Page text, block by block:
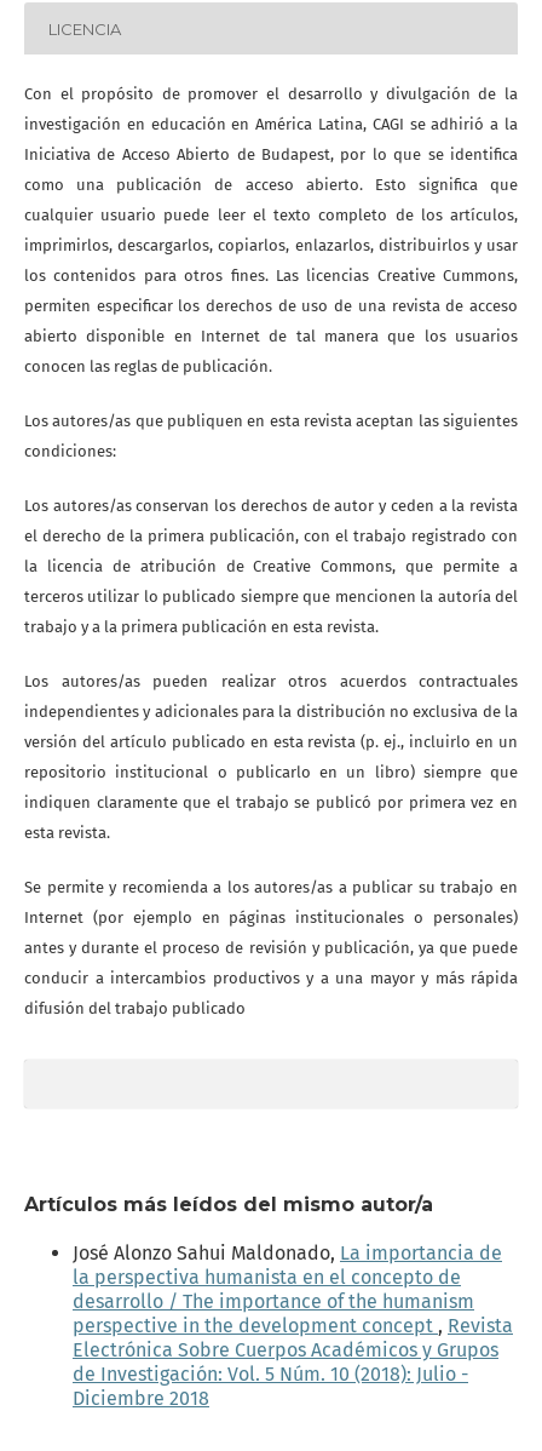
LICENCIA
Con el propósito de promover el desarrollo y divulgación de la
investigación en educación en América Latina, CAGI se adhirió a la
Iniciativa de Acceso Abierto de Budapest, por lo que se identifica
como una publicación de acceso abierto. Esto significa que
cualquier usuario puede leer el texto completo de los artículos,
imprimirlos, descargarlos, copiarlos, enlazarlos, distribuirlos y usar
los contenidos para otros fines. Las licencias Creative Cummons,
permiten especificar los derechos de uso de una revista de acceso
abierto disponible en Internet de tal manera que los usuarios
conocen las reglas de publicación.
Los autores/as que publiquen en esta revista aceptan las siguientes
condiciones:
Los autores/as conservan los derechos de autor y ceden a la revista
el derecho de la primera publicación, con el trabajo registrado con
la licencia de atribución de Creative Commons, que permite a
terceros utilizar lo publicado siempre que mencionen la autoría del
trabajo y a la primera publicación en esta revista.
Los autores/as pueden realizar otros acuerdos contractuales
independientes y adicionales para la distribución no exclusiva de la
versión del artículo publicado en esta revista (p. ej., incluirlo en un
repositorio institucional o publicarlo en un libro) siempre que
indiquen claramente que el trabajo se publicó por primera vez en
esta revista.
Se permite y recomienda a los autores/as a publicar su trabajo en
Internet (por ejemplo en páginas institucionales o personales)
antes y durante el proceso de revisión y publicación, ya que puede
conducir a intercambios productivos y a una mayor y más rápida
difusión del trabajo publicado
Artículos más leídos del mismo autor/a
José Alonzo Sahui Maldonado, La importancia de
la perspectiva humanista en el concepto de
desarrollo / The importance of the humanism
perspective in the development concept , Revista
Electrónica Sobre Cuerpos Académicos y Grupos
de Investigación: Vol. 5 Núm. 10 (2018): Julio -
Diciembre 2018